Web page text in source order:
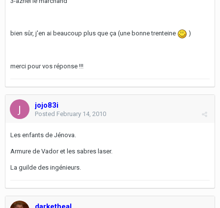
bien sûr, j'en ai beaucoup plus que ça (une bonne trenteine )
merci pour vos réponse !!!
jojo83i
Posted February 14, 2010
Les enfants de Jénova.
Armure de Vador et les sabres laser.
La guilde des ingénieurs.